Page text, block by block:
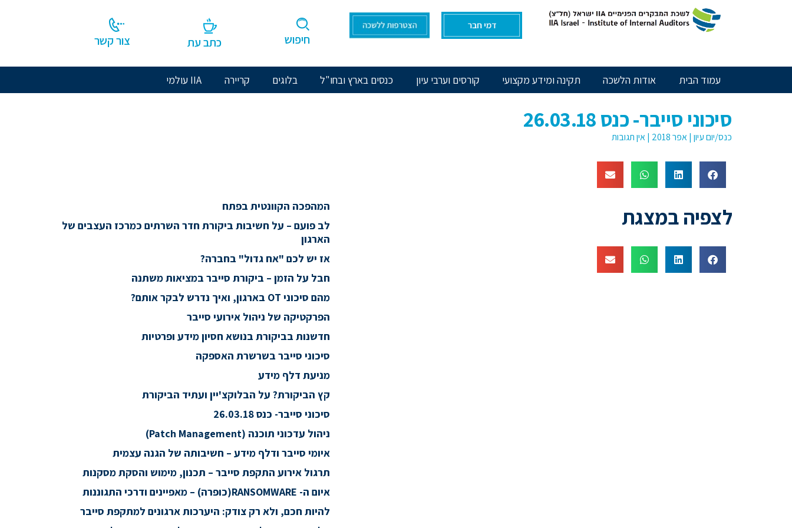
לעבור
חיפוש כתב עת צור קשר
עמוד הבית אודות הלשכה תקינה ומידע מקצועי קורסים וערבי עיון כנסים בארץ ובחו"ל בלוגים קריירה IIA עולמי
סיכוני סייבר- כנס 26.03.18
כנס/יום עיון |אפר 2018 |אין תגובות
לצפיה במצגת
המהפכה הקוונטית בפתח
לב פועם – על חשיבות ביקורת חדר השרתים כמרכז העצבים של
הארגון
אז יש לכם "אח גדול" בחברה?
חבל על הזמן – ביקורת סייבר במציאות משתנה
מהם סיכוני OT בארגון, ואיך נדרש לבקר אותם?
הפרקטיקה של ניהול אירועי סייבר
חדשנות בביקורת בנושא חסיון מידע ופרטיות
סיכוני סייבר בשרשרת האספקה
מניעת דלף מידע
קץ הביקורת? על הבלוקצ'יין ועתיד הביקורת
סיכוני סייבר- כנס 26.03.18
ניהול עדכוני תוכנה (Patch Management)
איומי סייבר ודלף מידע – חשיבותה של הגנה עצמית
תרגול אירוע התקפת סייבר – תכנון, מימוש והסקת מסקנות
איום ה- RANSOMWARE(כופרה) – מאפיינים ודרכי התגוננות
להיות חכם, ולא רק צודק: היערכות ארגונים למתקפת סייבר